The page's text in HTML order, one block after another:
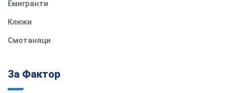
Емигранти
Клюки
Смотаняци
За Фактор